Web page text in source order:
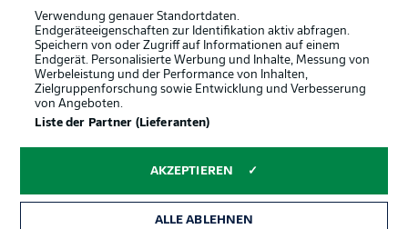
© 2026 Bundesliga-Gruppe GmbH
Sprachauswahl
Verwendung genauer Standortdaten.
Endgeräteeigenschaften zur Identifikation aktiv abfragen.
Speichern von oder Zugriff auf Informationen auf einem
Endgerät. Personalisierte Werbung und Inhalte, Messung von
Werbeleistung und der Performance von Inhalten,
Zielgruppenforschung sowie Entwicklung und Verbesserung
von Angeboten.
Liste der Partner (Lieferanten)
AKZEPTIEREN
ALLE ABLEHNEN